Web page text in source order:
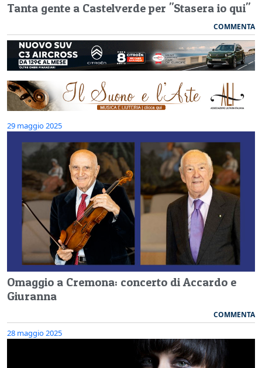
Tanta gente a Castelverde per "Stasera io qui"
COMMENTA
29 maggio 2025
Omaggio a Cremona: concerto di Accardo e
Giuranna
COMMENTA
28 maggio 2025